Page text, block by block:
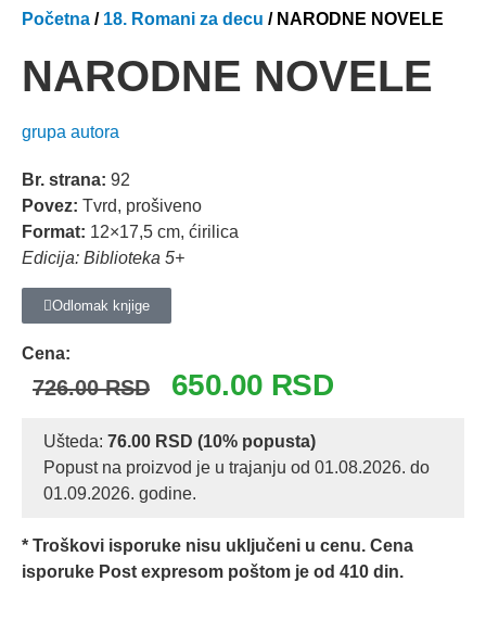
Početna / 18. Romani za decu / NARODNE NOVELE
NARODNE NOVELE
grupa autora
Br. strana: 92
Povez: Tvrd, prošiveno
Format: 12×17,5 cm, ćirilica
Edicija: Biblioteka 5+
Odlomak knjige
Cena:
726.00RSD 650.00 RSD
Ušteda: 76.00 RSD (10% popusta)
Popust na proizvod je u trajanju od 01.08.2026. do
01.09.2026. godine.
* Troškovi isporuke nisu uključeni u cenu. Cena
isporuke Post expresom poštom je od 410 din.